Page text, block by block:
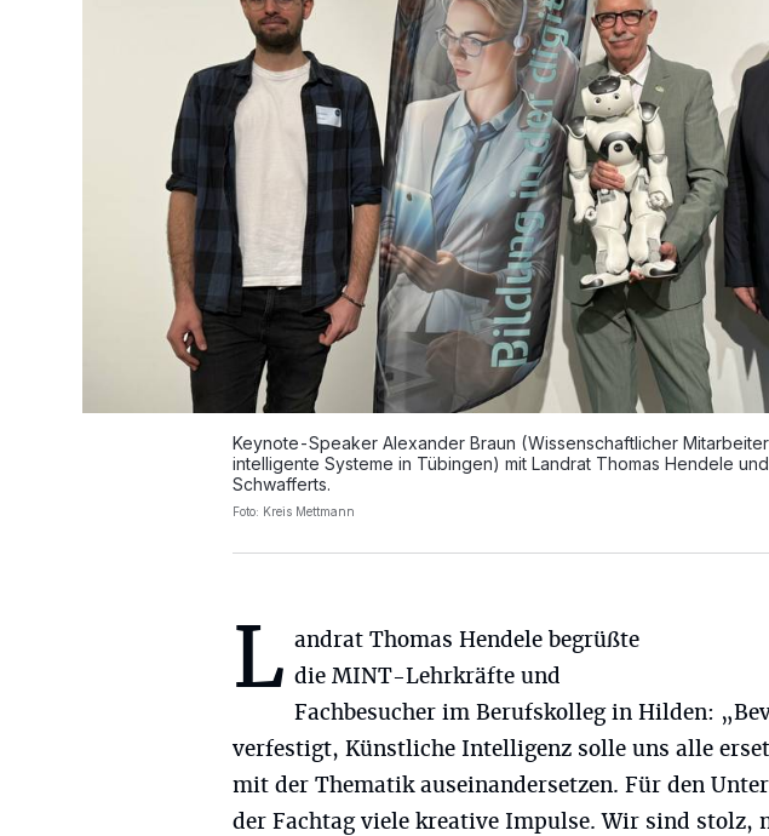
Keynote-Speaker Alexander Braun (Wissenschaftlicher
intelligente Systeme in Tübingen) mit Landrat Thomas Hendele
Schwafferts.
Foto: Kreis Mettmann
L andrat Thomas Hendele begrüßte
die MINT-Lehrkräfte und
Fachbesucher im Berufskolleg in Hilden:
verfestigt, Künstliche Intelligenz solle uns alle
mit der Thematik auseinandersetzen. Für den
der Fachtag viele kreative Impulse. Wir sind stolz,